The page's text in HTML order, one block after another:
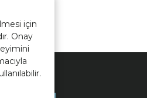
için
Onay